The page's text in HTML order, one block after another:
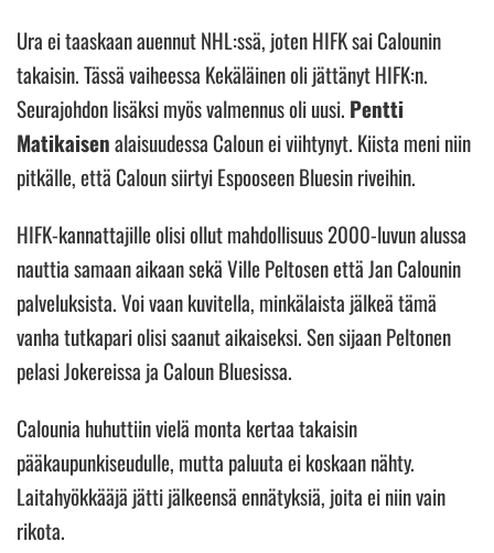
Ura ei taaskaan auennut NHL:ssä, joten HIFK sai Calounin
takaisin. Tässä vaiheessa Kekäläinen oli jättänyt HIFK:n.
Seurajohdon lisäksi myös valmennus oli uusi. Pentti
Matikaisenalaisuudessa Caloun ei viihtynyt. Kiista meni niin
pitkälle, että Caloun siirtyi Espooseen Bluesin riveihin.
HIFK-kannattajille olisi ollut mahdollisuus 2000-luvun alussa
nauttia samaan aikaan sekä Ville Peltosen että Jan Calounin
palveluksista. Voi vaan kuvitella, minkälaista jälkeä tämä
vanha tutkapari olisi saanut aikaiseksi. Sen sijaan Peltonen
pelasi Jokereissa ja Caloun Bluesissa.
Calounia huhuttiin vielä monta kertaa takaisin
pääkaupunkiseudulle, mutta paluuta ei koskaan nähty.
Laitahyökkääjä jätti jälkeensä ennätyksiä, joita ei niin vain
rikota.